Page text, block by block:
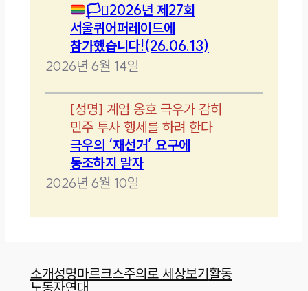
🏳️‍⚧️2026년 제27회
서울퀴어퍼레이드에
참가했습니다!(26.06.13)
2026년 6월 14일
[성명] 계엄 옹호 극우가 감히
민주 투사 행세를 하려 한다
극우의 ‘재선거’ 요구에
동조하지 말자
2026년 6월 10일
소개성명마르크스주의로 세상보기활동
노동자연대